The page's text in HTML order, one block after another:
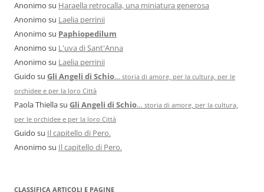
Anonimo su Haraella retrocalla, una miniatura generosa
Anonimo su Laelia perrinii
Anonimo su Paphiopedilum
Anonimo su L'uva di Sant'Anna
Anonimo su Laelia perrinii
Guido su Gli Angeli di Schio… storia di amore, per la cultura, per le
orchidee e per la loro Città
Paola Thiellasu Gli Angeli di Schio… storia di amore, per la cultura,
per le orchidee e per la loro Città
Guido su Il capitello di Pero.
Anonimo su Il capitello di Pero.
CLASSIFICA ARTICOLI E PAGINE